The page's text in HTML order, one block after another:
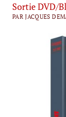
Sortie DVD/
PAR JACQUES